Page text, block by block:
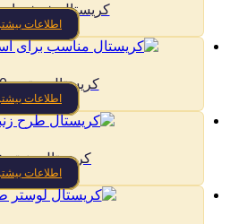
کریستال شیشه ای 50×200
اطلاعات بیشتر
کریستال ستون 130×90
اطلاعات بیشتر
کریستال زنبق
اطلاعات بیشتر